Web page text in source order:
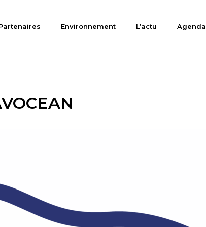
Environnement L’actu Agenda